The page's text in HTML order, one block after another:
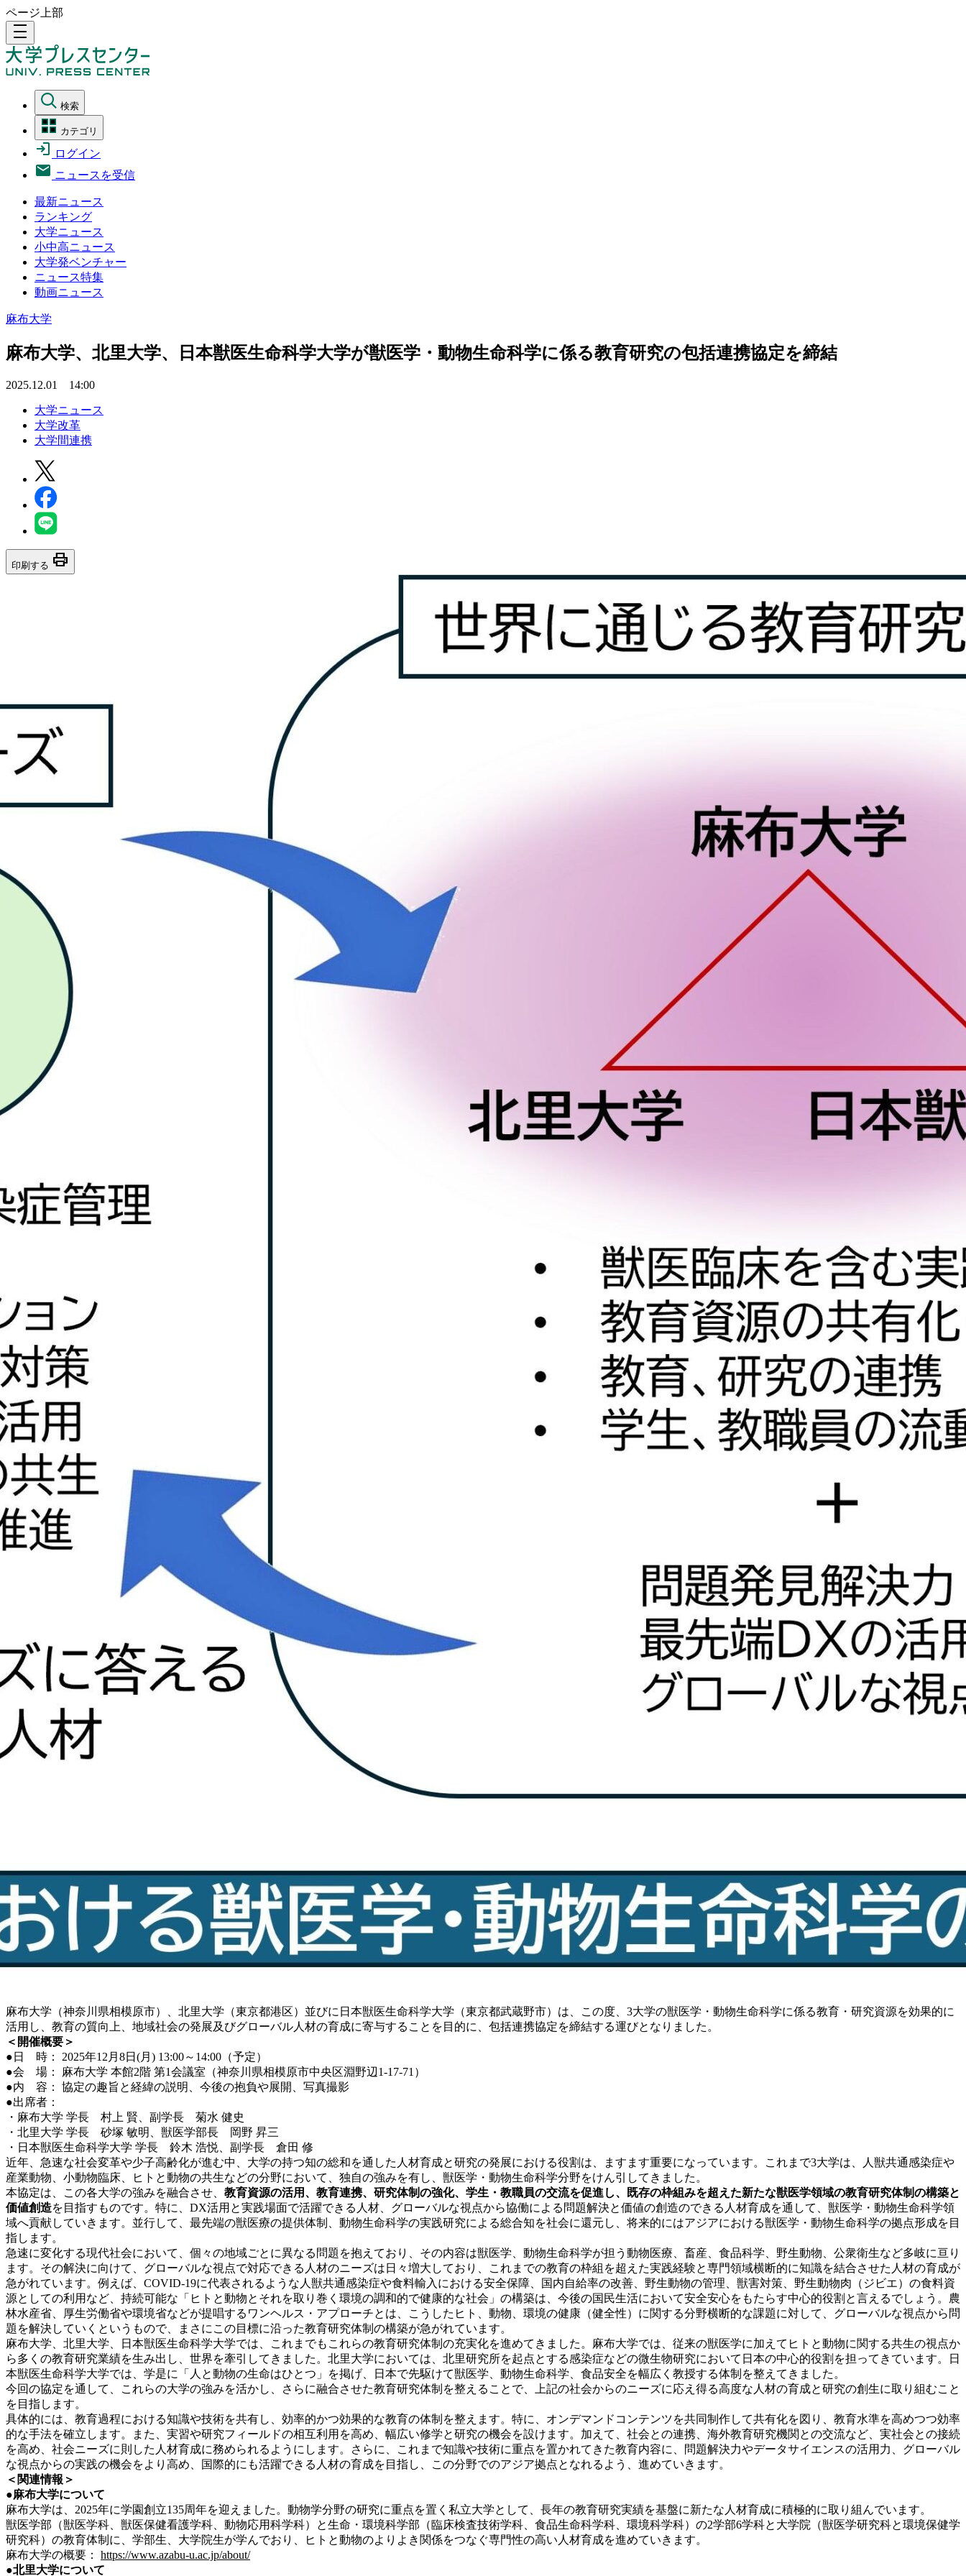
ページ上部
density_medium
検索
カテゴリ
ログイン
ニュースを受信
最新ニュース
ランキング
大学ニュース
小中高ニュース
大学発ベンチャー
ニュース特集
動画ニュース
麻布大学
麻布大学、北里大学、日本獣医生命科学大学が獣医学・動物生命科学に係る教育研究の包括連携協定を締結
2025.12.01 14:00
大学ニュース
大学改革
大学間連携
印刷する print
麻布大学（神奈川県相模原市）、北里大学（東京都港区）並びに日本獣医生命科学大学（東京都武蔵野市）は、この度、3大学の獣医学・動物生命科学に係る教育・研究資源を効果的に
活用し、教育の質向上、地域社会の発展及びグローバル人材の育成に寄与することを目的に、包括連携協定を締結する運びとなりました。
＜開催概要＞
●日 時： 2025年12月8日(月) 13:00～14:00（予定）
●会 場： 麻布大学 本館2階 第1会議室（神奈川県相模原市中央区淵野辺1-17-71）
●内 容： 協定の趣旨と経緯の説明、今後の抱負や展開、写真撮影
●出席者：
・麻布大学 学長 村上 賢、副学長 菊水 健史
・北里大学 学長 砂塚 敏明、獣医学部長 岡野 昇三
・日本獣医生命科学大学 学長 鈴木 浩悦、副学長 倉田 修
近年、急速な社会変革や少子高齢化が進む中、大学の持つ知の総和を通した人材育成と研究の発展における役割は、ますます重要になっています。これまで3大学は、人獣共通感染症や
産業動物、小動物臨床、ヒトと動物の共生などの分野において、独自の強みを有し、獣医学・動物生命科学分野をけん引してきました。
本協定は、この各大学の強みを融合させ、 教育資源の活用、教育連携、研究体制の強化、学生・教職員の交流を促進し、既存の枠組みを超えた新たな獣医学領域の教育研究体制の構築と
価値創造を目指すものです。特に、DX活用と実践場面で活躍できる人材、グローバルな視点から協働による問題解決と価値の創造のできる人材育成を通して、獣医学・動物生命科学領
域へ貢献していきます。並行して、最先端の獣医療の提供体制、動物生命科学の実践研究による総合知を社会に還元し、将来的にはアジアにおける獣医学・動物生命科学の拠点形成を目
指します。
急速に変化する現代社会において、個々の地域ごとに異なる問題を抱えており、その内容は獣医学、動物生命科学が担う動物医療、畜産、食品科学、野生動物、公衆衛生など多岐に亘り
ます。その解決に向けて、グローバルな視点で対応できる人材のニーズは日々増大しており、これまでの教育の枠組を超えた実践経験と専門領域横断的に知識を結合させた人材の育成が
急がれています。例えば、COVID-19に代表されるような人獣共通感染症や食料輸入における安全保障、国内自給率の改善、野生動物の管理、獣害対策、野生動物肉（ジビエ）の食料資
源としての利用など、持続可能な「ヒトと動物とそれを取り巻く環境の調和的で健康的な社会」の構築は、今後の国民生活において安全安心をもたらす中心的役割と言えるでしょう。農
林水産省、厚生労働省や環境省などが提唱するワンヘルス・アプローチとは、こうしたヒト、動物、環境の健康（健全性）に関する分野横断的な課題に対して、グローバルな視点から問
題を解決していくというもので、まさにこの目標に沿った教育研究体制の構築が急がれています。
麻布大学、北里大学、日本獣医生命科学大学では、これまでもこれらの教育研究体制の充実化を進めてきました。麻布大学では、従来の獣医学に加えてヒトと動物に関する共生の視点か
ら多くの教育研究業績を生み出し、世界を牽引してきました。北里大学においては、北里研究所を起点とする感染症などの微生物研究において日本の中心的役割を担ってきています。日
本獣医生命科学大学では、学是に「人と動物の生命はひとつ」を掲げ、日本で先駆けて獣医学、動物生命科学、食品安全を幅広く教授する体制を整えてきました。
今回の協定を通して、これらの大学の強みを活かし、さらに融合させた教育研究体制を整えることで、上記の社会からのニーズに応え得る高度な人材の育成と研究の創生に取り組むこと
を目指します。
具体的には、教育過程における知識や技術を共有し、効率的かつ効果的な教育の体制を整えます。特に、オンデマンドコンテンツを共同制作して共有化を図り、教育水準を高めつつ効率
的な手法を確立します。また、実習や研究フィールドの相互利用を高め、幅広い修学と研究の機会を設けます。加えて、社会との連携、海外教育研究機関との交流など、実社会との接続
を高め、社会ニーズに則した人材育成に務められるようにします。さらに、これまで知識や技術に重点を置かれてきた教育内容に、問題解決力やデータサイエンスの活用力、グローバル
な視点からの実践の機会をより高め、国際的にも活躍できる人材の育成を目指し、この分野でのアジア拠点となれるよう、進めていきます。
＜ 関連情報＞
●麻布大学について
麻布大学は、2025年に学園創立135周年を迎えました。動物学分野の研究に重点を置く私立大学として、長年の教育研究実績を基盤に新たな人材育成に積極的に取り組んでいます。
獣医学部（獣医学科、獣医保健看護学科、動物応用科学科）と生命・環境科学部（臨床検査技術学科、食品生命科学科、環境科学科）の2学部6学科と大学院（獣医学研究科と環境保健学
研究科）の教育体制に、学部生、大学院生が学んでおり、ヒトと動物のよりよき関係をつなぐ専門性の高い人材育成を進めていきます。
麻布大学の概要： https://www.azabu-u.ac.jp/about/
●北里大学について